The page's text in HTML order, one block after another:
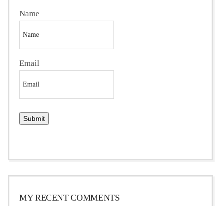
Name
Email
MY RECENT COMMENTS